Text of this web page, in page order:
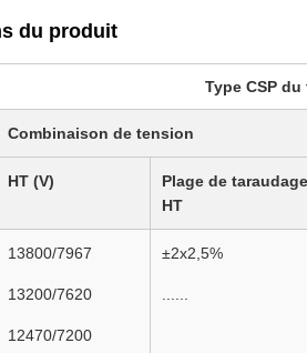
du produit
Type CSP
Combinaison de tension
HT (V)
Plage de taraudage
HT
13800/7967
13200/7620
12470/7200
±2x2,5%